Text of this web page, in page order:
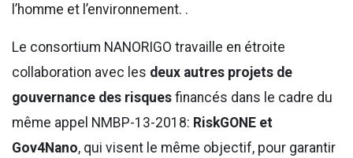
l’homme et l’environnement. .
Le consortium NANORIGO travaille en étroite
collaboration avec les deux autres projets de
gouvernance des risques financés dans le cadre du
même appel NMBP-13-2018: RiskGONE et
Gov4Nano, qui visent le même objectif, pour garantir